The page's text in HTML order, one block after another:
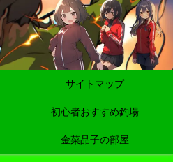
サイトマップ
初心者おすすめ釣場
金菜品子の部屋